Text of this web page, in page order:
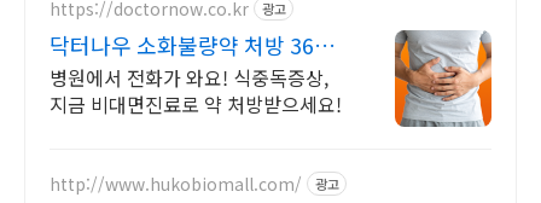
https://doctornow.co.kr 광고
닥터나우 소화불량약 처방 365일
24시간 진료가능
병원에서 전화가 와요! 식중독증상,
지금 비대면진료로 약 처방받으세요!
http://www.hukobiomall.com/ 광고